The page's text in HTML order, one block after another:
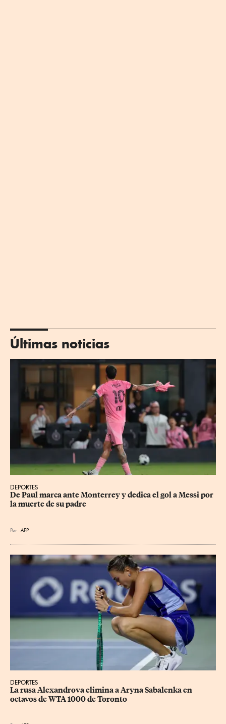
Últimas noticias
DEPORTES
De Paul marca ante Monterrey y dedica el gol a Messi por
la muerte de su padre
Por AFP
DEPORTES
La rusa Alexandrova elimina a Aryna Sabalenka en
octavos de WTA 1000 de Toronto